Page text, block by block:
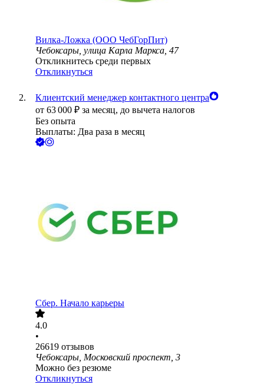
Вилка-Ложка (ООО ЧебГорПит)
Чебоксары, улица Карла Маркса, 47
Откликнитесь среди первых
Откликнуться
Клиентский менеджер контактного центра
от 63 000 ₽ за месяц, до вычета налогов
Без опыта
Выплаты: Два раза в месяц
Сбер. Начало карьеры
4.0
•
26619 отзывов
Чебоксары, Московский проспект, 3
Можно без резюме
Откликнуться